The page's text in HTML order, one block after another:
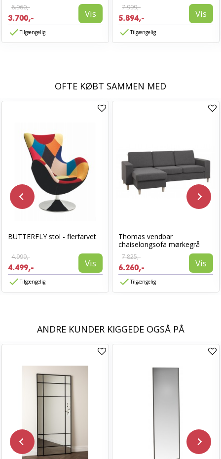
6.960,-
3.700,- Vis
Tilgængelig
7.999,-
5.894,- Vis
Tilgængelig
OFTE KØBT SAMMEN MED
BUTTERFLY stol - flerfarvet
4.999,-
4.499,- Vis
Tilgængelig
Thomas vendbar
chaiselongsofa mørkegrå
7.825,-
6.260,- Vis
Tilgængelig
ANDRE KUNDER KIGGEDE OGSÅ PÅ